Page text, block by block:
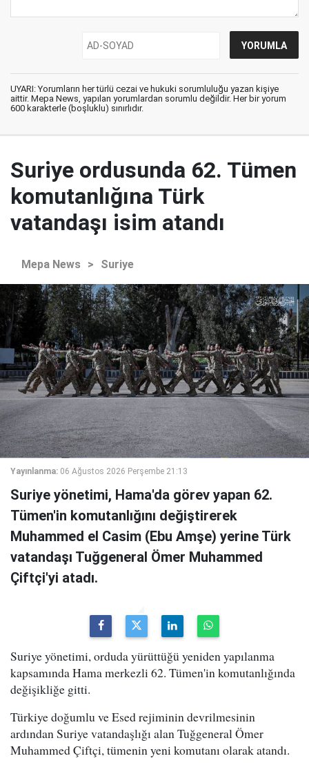
UYARI: Yorumların her türlü cezai ve hukuki sorumluluğu yazan kişiye
aittir. Mepa News, yapılan yorumlardan sorumlu değildir. Her bir yorum
600 karakterle (boşluklu) sınırlıdır.
Suriye ordusunda 62. Tümen
komutanlığına Türk
vatandaşı isim atandı
Mepa News > Suriye
Yayınlanma: 06 Ağustos 2026 Perşembe 21:13
Suriye yönetimi, Hama'da görev yapan 62.
Tümen'in komutanlığını değiştirerek
Muhammed el Casim (Ebu Amşe) yerine Türk
vatandaşı Tuğgeneral Ömer Muhammed
Çiftçi'yi atadı.
Suriye yönetimi, orduda yürüttüğü yeniden yapılanma
kapsamında Hama merkezli 62. Tümen'in komutanlığında
değişikliğe gitti.
Türkiye doğumlu ve Esed rejiminin devrilmesinin
ardından Suriye vatandaşlığı alan Tuğgeneral Ömer
Muhammed Çiftçi, tümenin yeni komutanı olarak atandı.